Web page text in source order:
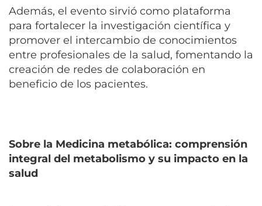
Además, el evento sirvió como plataforma
para fortalecer la investigación científica y
promover el intercambio de conocimientos
entre profesionales de la salud, fomentando la
creación de redes de colaboración en
beneficio de los pacientes.
Sobre la Medicina metabólica: comprensión
integral del metabolismo y su impacto en la
salud